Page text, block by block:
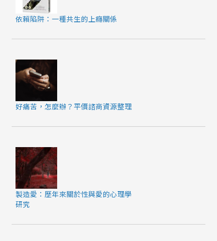
依賴陷阱：一種共生的上癮關係
好痛苦，怎麼辦？平價諮商資源整理
製造愛：歷年來關於性與愛的心理學
研究